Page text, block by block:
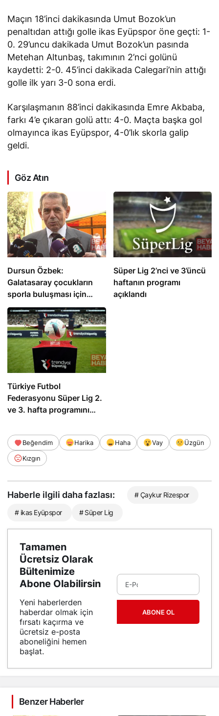
Maçın 18’inci dakikasında Umut Bozok’un
penaltıdan attığı golle ikas Eyüpspor öne geçti: 1-
0. 29’uncu dakikada Umut Bozok’un pasında
Metehan Altunbaş, takımının 2’nci golünü
kaydetti: 2-0. 45’inci dakikada Calegari’nin attığı
golle ilk yarı 3-0 sona erdi.
Karşılaşmanın 88’inci dakikasında Emre Akbaba,
farkı 4’e çıkaran golü attı: 4-0. Maçta başka gol
olmayınca ikas Eyüpspor, 4-0’lık skorla galip
geldi.
Göz Atın
Dursun Özbek:
Galatasaray çocukların
sporla buluşması için
çalışıyor
Süper Lig 2’nci ve 3’üncü
haftanın programı
açıklandı
Türkiye Futbol
Federasyonu Süper Lig 2.
ve 3. hafta programını
Beğendim Harika Haha Vay
Üzgün
Kızgın
Haberle ilgili daha fazlası: # Çaykur Rizespor
# ikas Eyüpspor # Süper Lig
Tamamen
Ücretsiz Olarak
Bültenimize
Abone Olabilirsin
Yeni haberlerden
haberdar olmak için
fırsatı kaçırma ve
ücretsiz e-posta
aboneliğini hemen
başlat.
ABONE OL
Benzer Haberler